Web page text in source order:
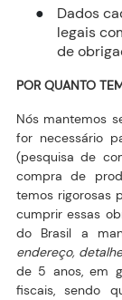
●
Dados
legais
de
POR QUANTO
Nós mantemos
for necessário
(pesquisa de
compra de
temos rigorosas
cumprir essas
do Brasil a
endereço,
de 5 anos, em
fiscais, sendo